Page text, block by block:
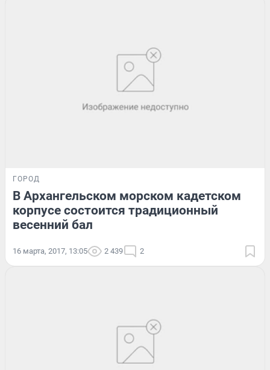
ГОРОД
В Архангельском морском кадетском
корпусе состоится традиционный
весенний бал
16 марта, 2017, 13:05 2 439 2